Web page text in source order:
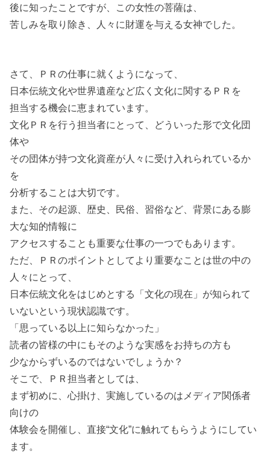
後に知ったことですが、この女性の菩薩は、
苦しみを取り除き、人々に財運を与える女神でした。
さて、ＰＲの仕事に就くようになって、
日本伝統文化や世界遺産など広く文化に関するＰＲを
担当する機会に恵まれています。
文化ＰＲを行う担当者にとって、どういった形で文化団
体や
その団体が持つ文化資産が人々に受け入れられているか
を
分析することは大切です。
また、その起源、歴史、民俗、習俗など、背景にある膨
大な知的情報に
アクセスすることも重要な仕事の一つでもあります。
ただ、ＰＲのポイントとしてより重要なことは世の中の
人々にとって、
日本伝統文化をはじめとする「文化の現在」が知られて
いないという現状認識です。
「思っている以上に知らなかった」
読者の皆様の中にもそのような実感をお持ちの方も
少なからずいるのではないでしょうか？
そこで、ＰＲ担当者としては、
まず初めに、心掛け、実施しているのはメディア関係者
向けの
体験会を開催し、直接“文化”に触れてもらうようにしてい
ます。